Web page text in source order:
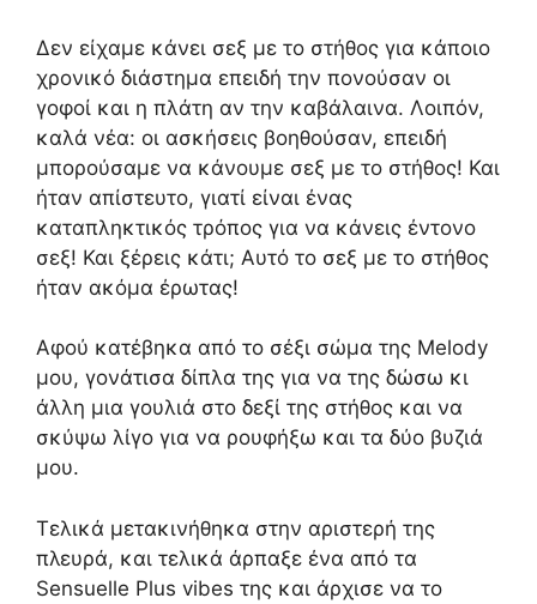
Δεν είχαμε κάνει σεξ με το στήθος για κάποιο
χρονικό διάστημα επειδή την πονούσαν οι
γοφοί και η πλάτη αν την καβάλαινα. Λοιπόν,
καλά νέα: οι ασκήσεις βοηθούσαν, επειδή
μπορούσαμε να κάνουμε σεξ με το στήθος! Και
ήταν απίστευτο, γιατί είναι ένας
καταπληκτικός τρόπος για να κάνεις έντονο
σεξ! Και ξέρεις κάτι; Αυτό το σεξ με το στήθος
ήταν ακόμα έρωτας!
Αφού κατέβηκα από το σέξι σώμα της Melody
μου, γονάτισα δίπλα της για να της δώσω κι
άλλη μια γουλιά στο δεξί της στήθος και να
σκύψω λίγο για να ρουφήξω και τα δύο βυζιά
μου.
Τελικά μετακινήθηκα στην αριστερή της
πλευρά, και τελικά άρπαξε ένα από τα
Sensuelle Plus vibes της και άρχισε να το